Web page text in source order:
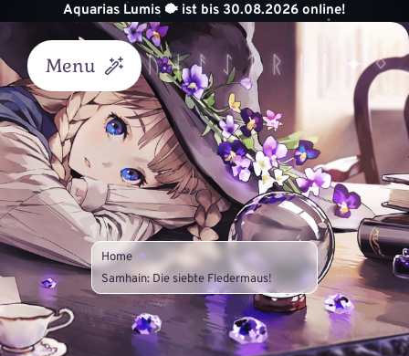
springen
Aquarias Lumis 🐡 ist bis 30.08.2026 online!
Menu
Start
Akademie
Unterricht
Helvik
Königreich
Astraea
Home
Samhain: Die siebte Fledermaus!